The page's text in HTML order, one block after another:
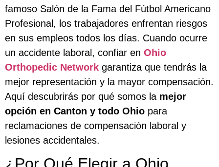
famoso Salón de la Fama del Fútbol Americano
Profesional, los trabajadores enfrentan riesgos
en sus empleos todos los días. Cuando ocurre
un accidente laboral, confiar en Ohio
Orthopedic Network garantiza que tendrás la
mejor representación y la mayor compensación.
Aquí descubrirás por qué somos la mejor
opción en Canton y todo Ohio para
reclamaciones de compensación laboral y
lesiones accidentales.